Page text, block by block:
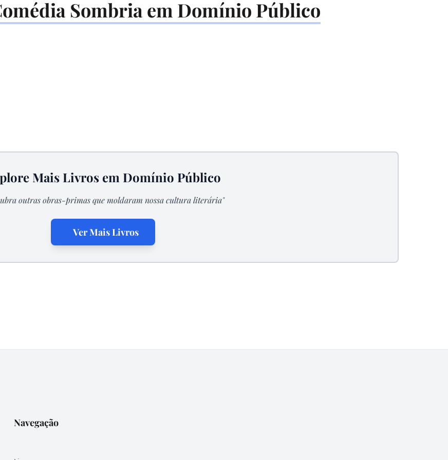
Sombria em Domínio Público
Mais Livros em Domínio Público
outras obras-primas que moldaram nossa cultura literária"
Ver Mais Livros
Navegação